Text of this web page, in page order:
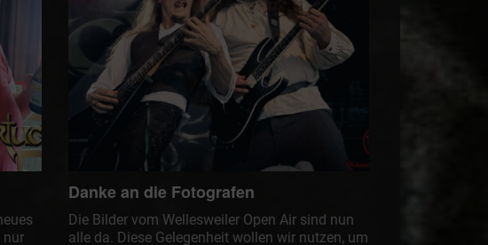
nur
Danke an die Fotografen
Die Bilder vom Wellesweiler Open Air sind nun
alle da. Diese Gelegenheit wollen wir nutzen, um